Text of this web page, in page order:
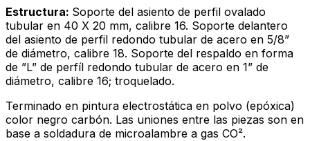
Estructura: Soporte del asiento de perfil ovalado
tubular en 40 X 20 mm, calibre 16. Soporte delantero
del asiento de perfil redondo tubular de acero en 5/8”
de diámetro, calibre 18. Soporte del respaldo en forma
de ”L” de perfíl redondo tubular de acero en 1” de
diámetro, calibre 16; troquelado.
Terminado en pintura electrostática en polvo (epóxica)
color negro carbón. Las uniones entre las piezas son en
base a soldadura de microalambre a gas CO².